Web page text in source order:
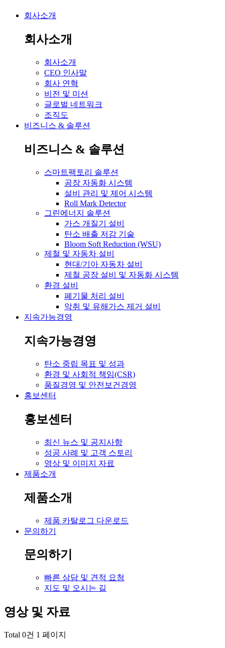
회사소개
회사소개
회사소개
CEO 인사말
회사 연혁
비전 및 미션
글로벌 네트워크
조직도
비즈니스 & 솔루션
비즈니스 & 솔루션
스마트팩토리 솔루션
공장 자동화 시스템
설비 관리 및 제어 시스템
Roll Mark Detector
그린에너지 솔루션
가스 개질기 설비
탄소 배출 저감 기술
Bloom Soft Reduction (WSU)
제철 및 자동차 설비
현대/기아 자동차 설비
제철 공장 설비 및 자동화 시스템
환경 설비
폐기물 처리 설비
악취 및 유해가스 제거 설비
지속가능경영
지속가능경영
탄소 중립 목표 및 성과
환경 및 사회적 책임(CSR)
품질경영 및 안전보건경영
홍보센터
홍보센터
최신 뉴스 및 공지사항
성공 사례 및 고객 스토리
영상 및 이미지 자료
제품소개
제품소개
제품 카탈로그 다운로드
문의하기
문의하기
빠른 상담 및 견적 요청
지도 및 오시는 길
영상 및 자료
Total 0건 1 페이지